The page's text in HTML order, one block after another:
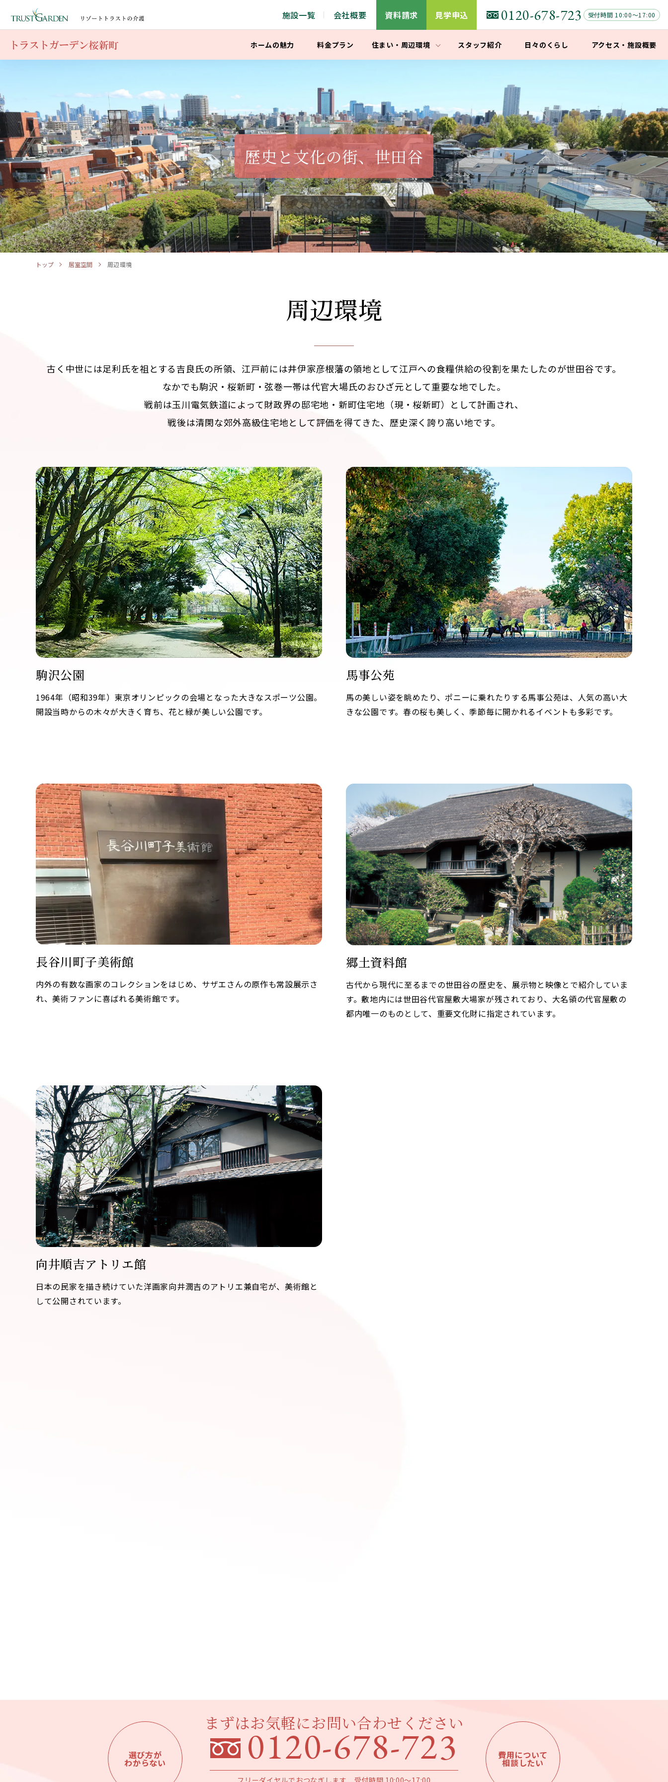
施設一覧 会社概要 資料請求 見学申込 0120-678-723 受付時間 10:00～17:00
ホームの魅力 料金プラン 住まい ・ 周辺環境 スタッフ紹介 日々のくらし アクセス ・施設概要
歴史と文化の街、世田谷
トップ 居室空間 周辺環境
周辺環境
古く中世には足利氏を祖とする吉良氏の所領、江戸前には井伊家彦根藩の領地として江戸への食糧供給の役割を果たしたのが世田谷です。
なかでも駒沢・桜新町・弦巻一帯は代官大場氏のおひざ元として重要な地でした。
戦前は玉川電気鉄道によって財政界の邸宅地・新町住宅地（現・桜新町）として計画され、
戦後は清閑な郊外高級住宅地として評価を得てきた、歴史深く誇り高い地です。
駒沢公園
1964年（昭和39年）東京オリンピックの会場となった大きなスポーツ公園。
開設当時からの木々が大きく育ち、花と緑が美しい公園です。
馬事公苑
馬の美しい姿を眺めたり、ポニーに乗れたりする馬事公苑は、人気の高い大
きな公園です。春の桜も美しく、季節毎に開かれるイベントも多彩です。
長谷川町子美術館
内外の有数な画家のコレクションをはじめ、サザエさんの原作も常設展示さ
れ、美術ファンに喜ばれる美術館です。
郷土資料館
古代から現代に至るまでの世田谷の歴史を、展示物と映像とで紹介していま
す。敷地内には世田谷代官屋敷大場家が残されており、大名領の代官屋敷の
都内唯一のものとして、重要文化財に指定されています。
向井順吉アトリエ館
日本の民家を描き続けていた洋画家向井潤吉のアトリエ兼自宅が、美術館と
して公開されています。
選び方が
わからない
まずはお気軽にお問い合わせください
0120-678-723 費用について
相談したい